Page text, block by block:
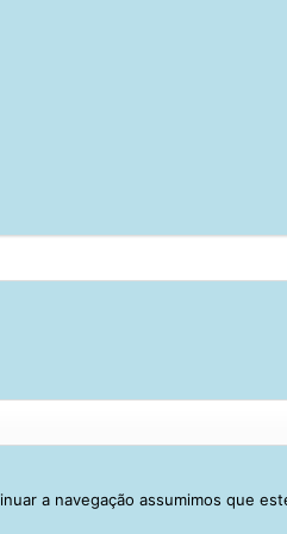
a navegação assumimos que